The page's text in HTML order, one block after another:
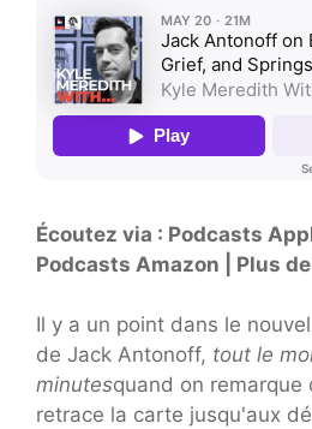
Écoutez via : Podcasts
Podcasts Amazon | Plus
Il y a un point dans le
de Jack Antonoff, tout le
minutesquand on remarque
retrace la carte jusqu'aux